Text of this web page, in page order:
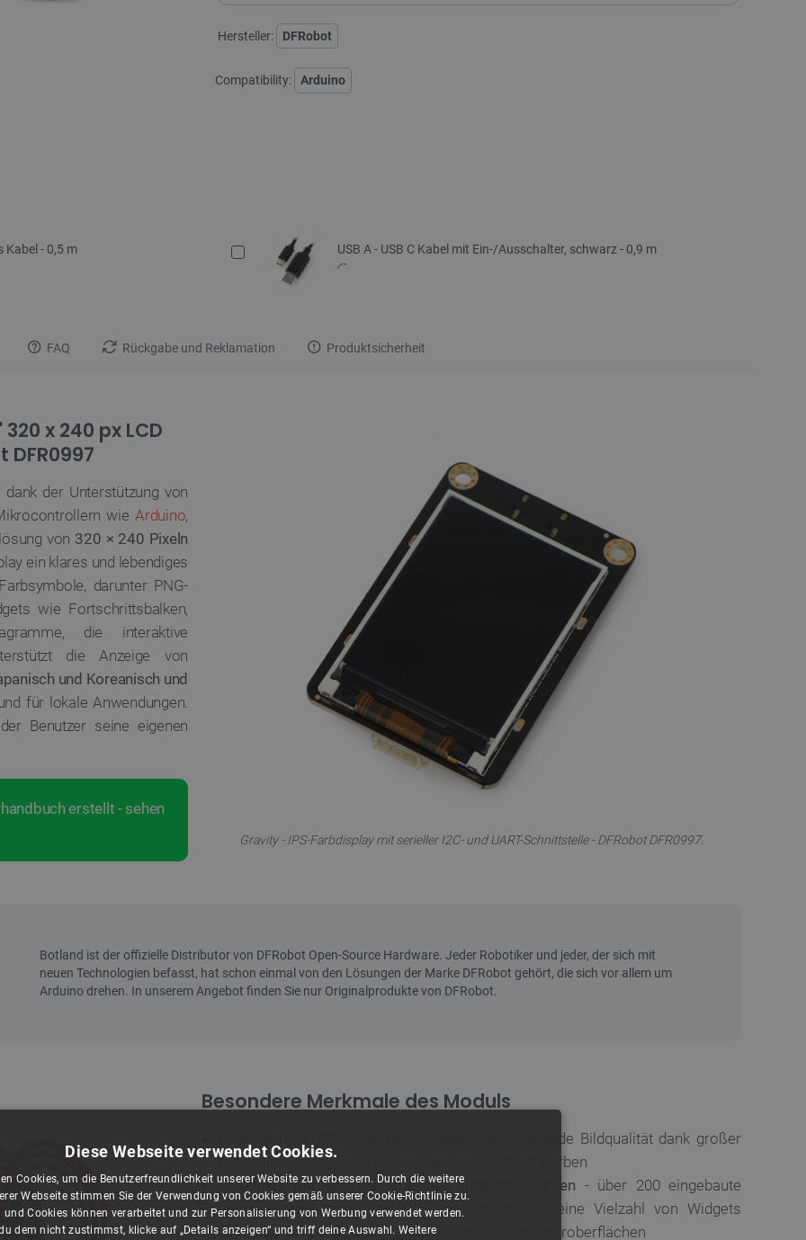
Hersteller: DFRobot
Compatibility: Arduino
Kabel - 0,5 m USB A - USB C Kabel mit Ein-/Ausschalter, schwarz - 0,9 m
FAQ Rückgabe und Reklamation Produktsicherheit
x 240 px LCD
DFR0997
der Unterstützung von
wieArduino,
von 320 × 240 Pixeln
ein klares und lebendiges
darunter PNG-
wie Fortschrittsbalken,
die interaktive
die Anzeige von
und Koreanisch und
für lokale Anwendungen.
Benutzer seine eigenen
erstellt - sehen
Gravity - IPS-Farbdisplay mit serieller I2C- und UART-Schnittstelle - DFRobot DFR0997.
Besondere Merkmale des Moduls
- bietet hervorragende Bildqualität dank großer
Betrachtungswinkel und lebendiger, realistischer Farben
Bibliothek mit gebrauchsfertigen Grafikressourcen - über 200 eingebaute
Icons, Unterstützung von GIF-Animationen und eine Vielzahl von Widgets
vereinfachen die Gestaltung von grafischen Benutzeroberflächen
Diese Webseite verwendet Cookies.
Cookies, um die Benutzerfreundlichkeit unserer Website zu verbessern. Durch die weitere
Webseite stimmen Sie der Verwendung von Cookies gemäß unserer Cookie-Richtlinie zu.
und Cookies können verarbeitet und zur Personalisierung von Werbung verwendet werden.
dem nicht zustimmst, klicke auf „Details anzeigen“ und triff deine Auswahl.Weitere